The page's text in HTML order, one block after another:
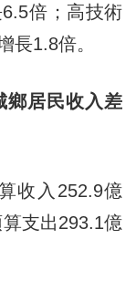
倍；高技術
長1.8倍。
居民收入差
入252.9億
支出293.1億